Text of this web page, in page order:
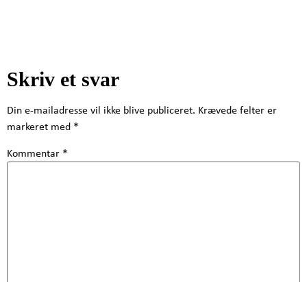
Skriv et svar
Din e-mailadresse vil ikke blive publiceret. Krævede felter er
markeret med *
Kommentar *